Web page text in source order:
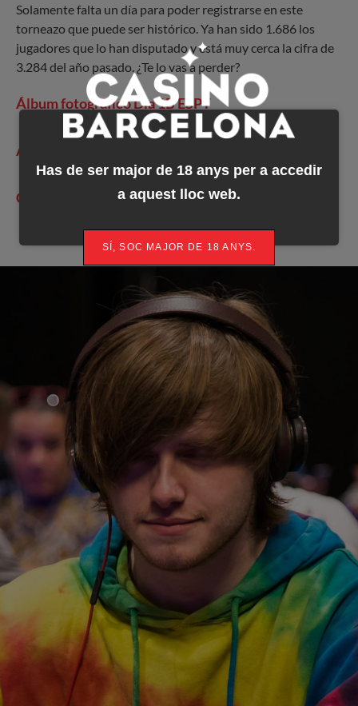
Solamente falta un día para poder registrarse en este
torneazo que puede ser histórico. Ya han sido 1.686 los
jugadores que lo han disputado y está muy cerca la cifra de
3.284 del año pasado. ¿Te lo vas a perder?
Álbum fotográfico Día 1B ESPT
Álbum fotográfico Día 2 10k NLH
Crónica Día 1A ESPT
Has de ser major de 18 anys per a accedir
a aquest lloc web.
SÍ, SOC MAJOR DE 18 ANYS.